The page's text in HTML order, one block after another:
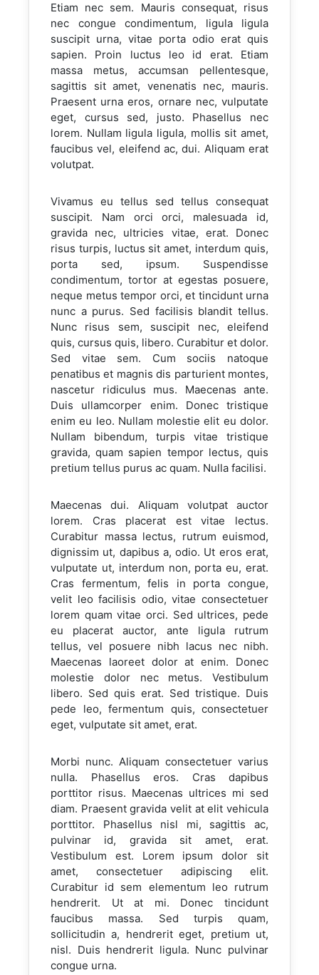
Etiam nec sem. Mauris consequat, risus
nec congue condimentum, ligula ligula
suscipit urna, vitae porta odio erat quis
sapien. Proin luctus leo id erat. Etiam
massa metus, accumsan pellentesque,
sagittis sit amet, venenatis nec, mauris.
Praesent urna eros, ornare nec, vulputate
eget, cursus sed, justo. Phasellus nec
lorem. Nullam ligula ligula, mollis sit amet,
faucibus vel, eleifend ac, dui. Aliquam erat
volutpat.
Vivamus eu tellus sed tellus consequat
suscipit. Nam orci orci, malesuada id,
gravida nec, ultricies vitae, erat. Donec
risus turpis, luctus sit amet, interdum quis,
porta sed, ipsum. Suspendisse
condimentum, tortor at egestas posuere,
neque metus tempor orci, et tincidunt urna
nunc a purus. Sed facilisis blandit tellus.
Nunc risus sem, suscipit nec, eleifend
quis, cursus quis, libero. Curabitur et dolor.
Sed vitae sem. Cum sociis natoque
penatibus et magnis dis parturient montes,
nascetur ridiculus mus. Maecenas ante.
Duis ullamcorper enim. Donec tristique
enim eu leo. Nullam molestie elit eu dolor.
Nullam bibendum, turpis vitae tristique
gravida, quam sapien tempor lectus, quis
pretium tellus purus ac quam. Nulla facilisi.
Maecenas dui. Aliquam volutpat auctor
lorem. Cras placerat est vitae lectus.
Curabitur massa lectus, rutrum euismod,
dignissim ut, dapibus a, odio. Ut eros erat,
vulputate ut, interdum non, porta eu, erat.
Cras fermentum, felis in porta congue,
velit leo facilisis odio, vitae consectetuer
lorem quam vitae orci. Sed ultrices, pede
eu placerat auctor, ante ligula rutrum
tellus, vel posuere nibh lacus nec nibh.
Maecenas laoreet dolor at enim. Donec
molestie dolor nec metus. Vestibulum
libero. Sed quis erat. Sed tristique. Duis
pede leo, fermentum quis, consectetuer
eget, vulputate sit amet, erat.
Morbi nunc. Aliquam consectetuer varius
nulla. Phasellus eros. Cras dapibus
porttitor risus. Maecenas ultrices mi sed
diam. Praesent gravida velit at elit vehicula
porttitor. Phasellus nisl mi, sagittis ac,
pulvinar id, gravida sit amet, erat.
Vestibulum est. Lorem ipsum dolor sit
amet, consectetuer adipiscing elit.
Curabitur id sem elementum leo rutrum
hendrerit. Ut at mi. Donec tincidunt
faucibus massa. Sed turpis quam,
sollicitudin a, hendrerit eget, pretium ut,
nisl. Duis hendrerit ligula. Nunc pulvinar
congue urna.